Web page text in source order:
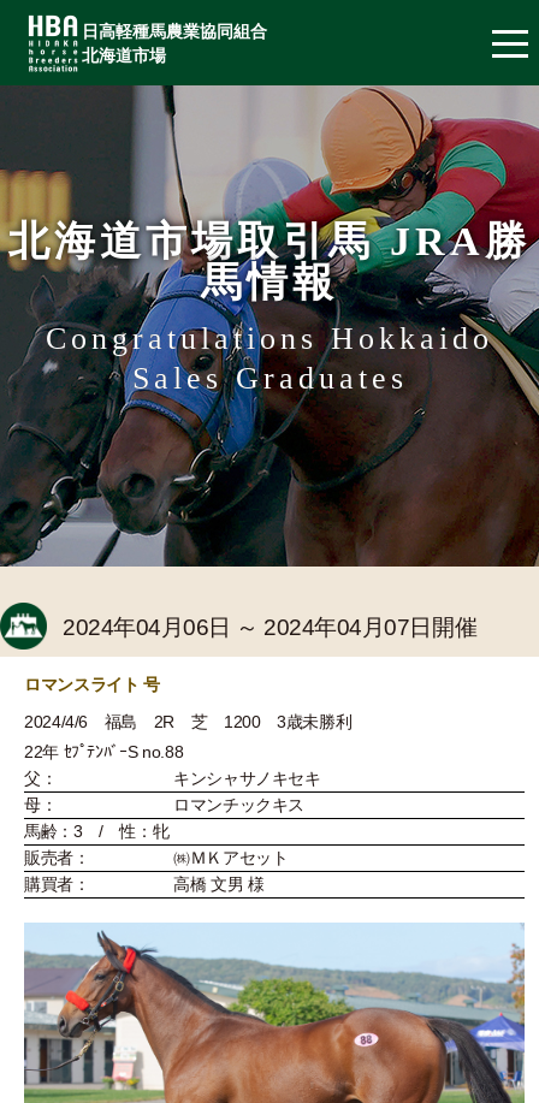
日高軽種馬農業協同組合
北海道市場
北海道市場取引馬 JRA勝
馬情報
Congratulations Hokkaido
Sales Graduates
2024年04月06日 ～ 2024年04月07日開催
ロマンスライト 号
2024/4/6 福島 2R 芝 1200 3歳未勝利
22年 ｾﾌﾟﾃﾝﾊﾞｰS no.88
父：
キンシャサノキセキ
母：
ロマンチックキス
馬齢：3 / 性：牝
販売者：
㈱ＭＫアセット
購買者：
高橋 文男 様